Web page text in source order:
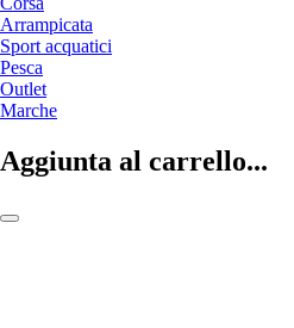
Arrampicata
Sport acquatici
Pesca
Outlet
Marche
Aggiunta al carrello...